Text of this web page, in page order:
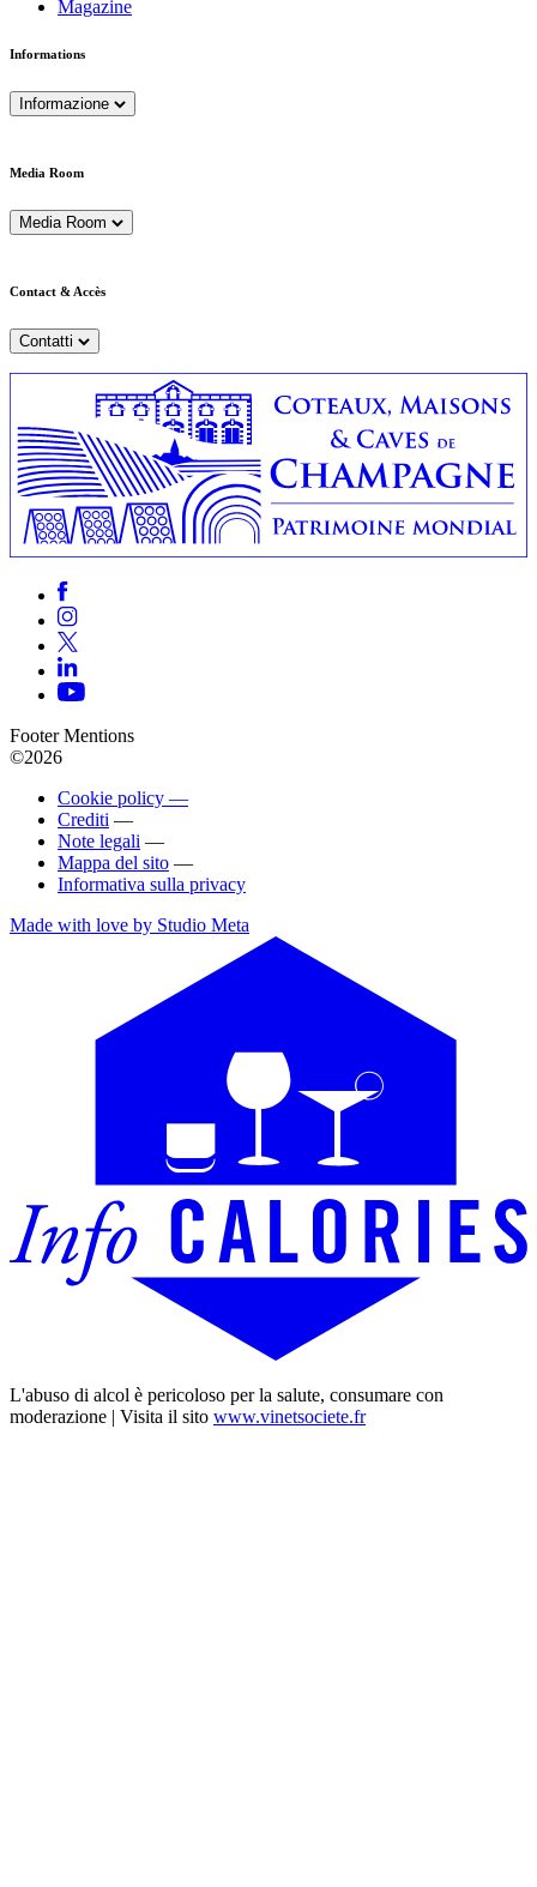
Magazine
Informations
Informazione
Media Room
Media Room
Contact & Accès
Contatti
Footer Mentions
©2026
Cookie policy —
Crediti —
Note legali —
Mappa del sito —
Informativa sulla privacy
Made with love by Studio Meta
L'abuso di alcol è pericoloso per la salute, consumare con
moderazione | Visita il sito www.vinetsociete.fr